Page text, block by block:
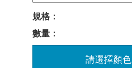
規格：
數量：
請選擇顏色